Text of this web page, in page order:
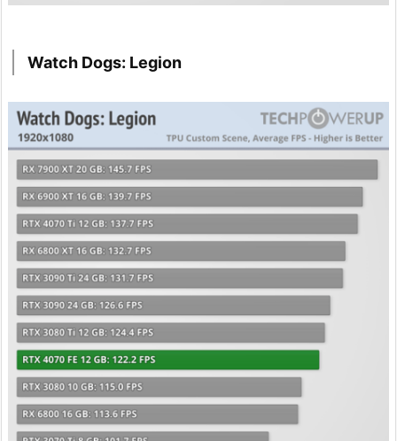
Watch Dogs: Legion